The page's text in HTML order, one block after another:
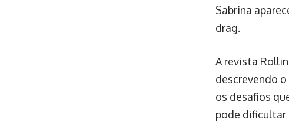
Sabrina
drag.
A revista
descrevendo
os desafios
pode dificultar